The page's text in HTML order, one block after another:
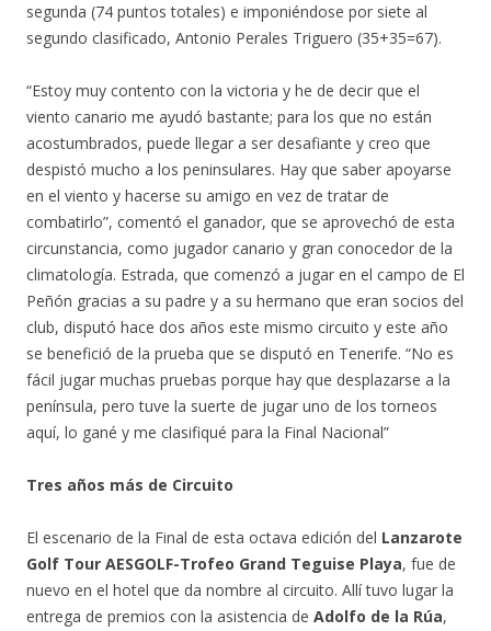
segunda (74 puntos totales) e imponiéndose por siete al
segundo clasificado, Antonio Perales Triguero (35+35=67).
“Estoy muy contento con la victoria y he de decir que el
viento canario me ayudó bastante; para los que no están
acostumbrados, puede llegar a ser desafiante y creo que
despistó mucho a los peninsulares. Hay que saber apoyarse
en el viento y hacerse su amigo en vez de tratar de
combatirlo”, comentó el ganador, que se aprovechó de esta
circunstancia, como jugador canario y gran conocedor de la
climatología. Estrada, que comenzó a jugar en el campo de El
Peñón gracias a su padre y a su hermano que eran socios del
club, disputó hace dos años este mismo circuito y este año
se benefició de la prueba que se disputó en Tenerife. “No es
fácil jugar muchas pruebas porque hay que desplazarse a la
península, pero tuve la suerte de jugar uno de los torneos
aquí, lo gané y me clasifiqué para la Final Nacional”
Tres años más de Circuito
El escenario de la Final de esta octava edición del Lanzarote
Golf Tour AESGOLF-Trofeo Grand Teguise Playa, fue de
nuevo en el hotel que da nombre al circuito. Allí tuvo lugar la
entrega de premios con la asistencia de Adolfo de la Rúa,